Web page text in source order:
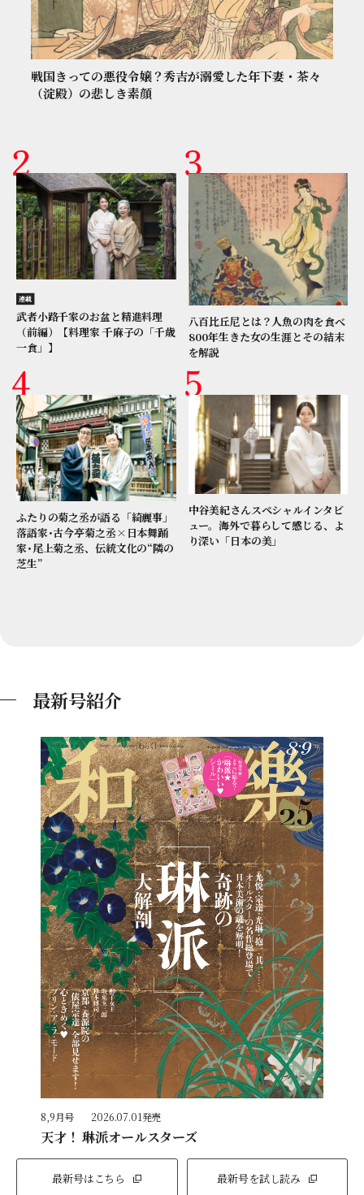
戦国きっての悪役令嬢？秀吉が溺愛した年下妻・茶々
（淀殿）の悲しき素顔
連載
武者小路千家のお盆と精進料理
（前編）【料理家 千麻子の「千歳
一食」】
八百比丘尼とは？人魚の肉を食べ
800年生きた女の生涯とその結末
を解説
ふたりの菊之丞が語る「綺麗事」
落語家･古今亭菊之丞×日本舞踊
家･尾上菊之丞、伝統文化の“隣の
芝生”
中谷美紀さんスペシャルインタビ
ュー。海外で暮らして感じる、よ
り深い「日本の美」
最新号紹介
8,9月号 2026.07.01発売
天才！ 琳派オールスターズ
最新号はこちら 最新号を試し読み